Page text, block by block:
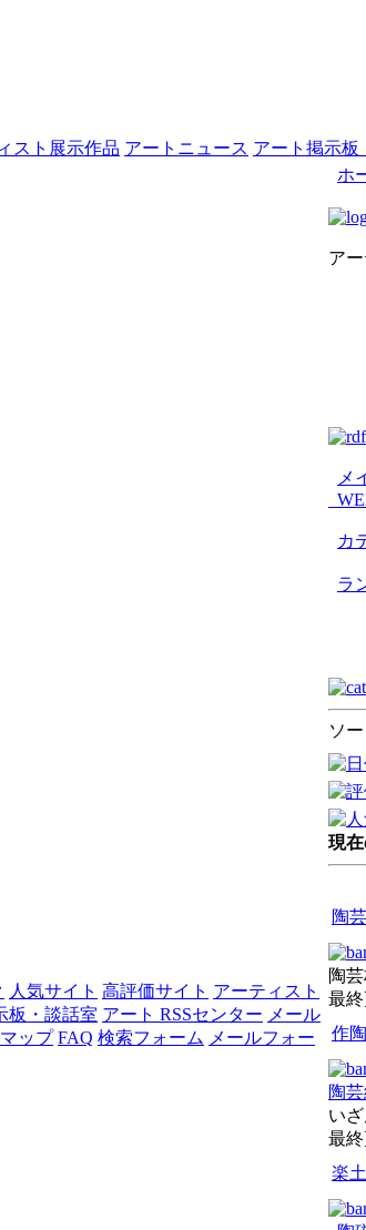
スト展示作品 アートニュース アート掲示板
人気サイト 高評価サイト アーティスト
板・談話室 アート RSSセンター メール
ップ FAQ 検索フォーム メールフォー
ホ
ア
メ
カ
ラ
ソ
現
陶
陶
最
作
陶
い
最
楽土